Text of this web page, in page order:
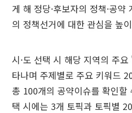
게 해 정당·후보자의 정책·공
의 정책선거에 대한 관심을 높
시·도 선택 시 해당 지역의 주
타나며 주제별로 주요 키워드
총 100개의 공약이슈를 확인할
택 시에는 3개 토픽과 토픽별